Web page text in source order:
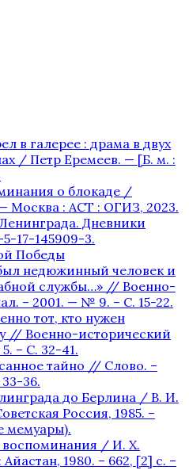
в галерее : драма в двух
/ Петр Еремеев. — [Б. м. :
о блокаде /
Москва : АСТ : ОГИЗ, 2023.
Дневники
17-145909-3.
Победы
недюжинный человек и
службы…» // Военно-
– 2001. — № 9. – С. 15-22.
тот, кто нужен
// Военно-исторический
– С. 32-41.
тайно // Слово. –
36.
до Берлина / В. И.
Россия, 1985. –
мемуары).
/ И. Х.
1980. – 662, [2] c. –